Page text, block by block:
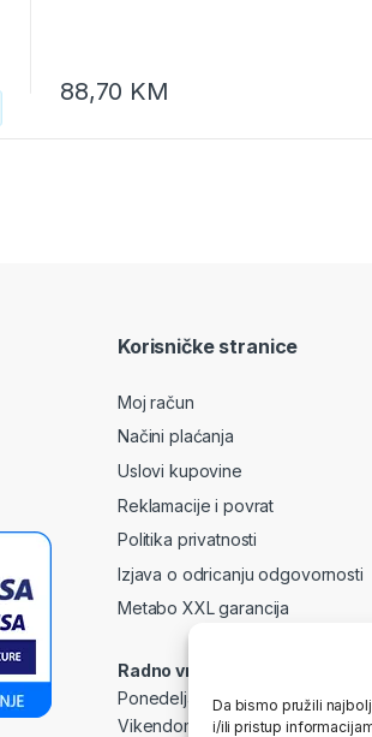
Da bismo pružili
i/ili pristup
88,70 KM
Korisničke stranice
Moj račun
Načini plaćanja
Uslovi kupovine
Reklamacije i povrat
Politika privatnosti
Izjava o odricanju odgovornosti
Metabo XXL garancija
Radno vrijeme
Ponedeljak – Petak: 08-16 h
Vikendom i praznicima: ne